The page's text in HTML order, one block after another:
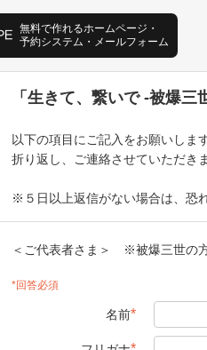
「生きて、繋いで -被爆
以下の項目にご記入をお願いします
折り返し、ご連絡させていただきま
※５日以上返信がない場合は、恐
＜ご代表者さま＞ ※被爆三世の
*回答必須
名前*
無料で作れるホームページ・
予約システム・メールフォーム